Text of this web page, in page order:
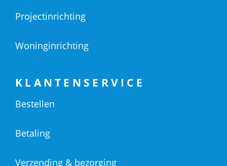
Projectinrichting
Woninginrichting
KLANTENSERVICE
Bestellen
Betaling
Verzending & bezorging